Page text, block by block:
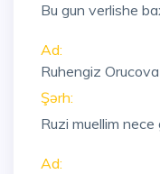
Bu gun verlishe
Ad:
Ruhengiz Orucova
Şərh:
Ruzi muellim
Ad: